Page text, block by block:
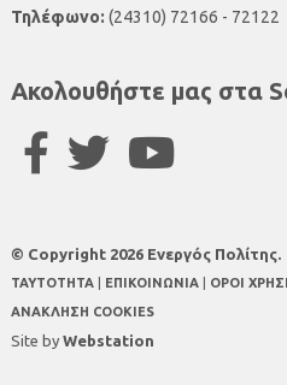
Τηλέφωνο: (24310) 72166 - 72122
Ακολουθήστε μας στα
© Copyright 2026 Ενεργός Πολίτης.
TAYTOTHTA ΕΠΙΚΟΙΝΩΝΙΑ ΟΡΟΙ
ΑΝΑΚΛΗΣΗ COOKIES
Site by Webstation